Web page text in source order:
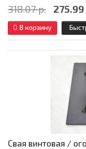
318.07 р. 275.99
В корзину
Свая винтовая /